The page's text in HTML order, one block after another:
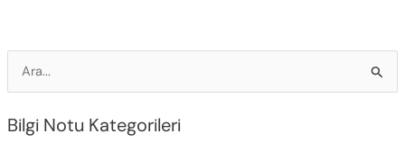
e
Bilgi Notu Kategorileri